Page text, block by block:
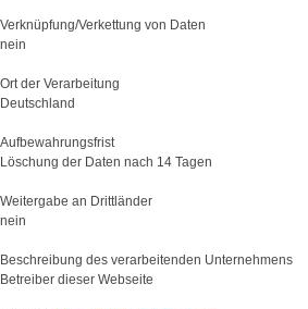
Verknüpfung/Verkettung von Daten
nein
Ort der Verarbeitung
Deutschland
Aufbewahrungsfrist
Löschung der Daten nach 14 Tagen
Weitergabe an Drittländer
nein
Beschreibung des verarbeitenden Unternehmens
Betreiber dieser Webseite